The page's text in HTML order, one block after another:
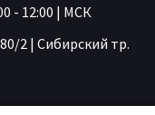
- 12:00 | МСК
2 | Сибирский тр.